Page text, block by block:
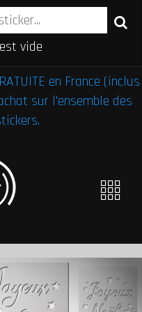
vide
en France (inclus
sur l'ensemble des